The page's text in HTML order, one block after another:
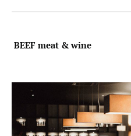
BEEF meat & wine